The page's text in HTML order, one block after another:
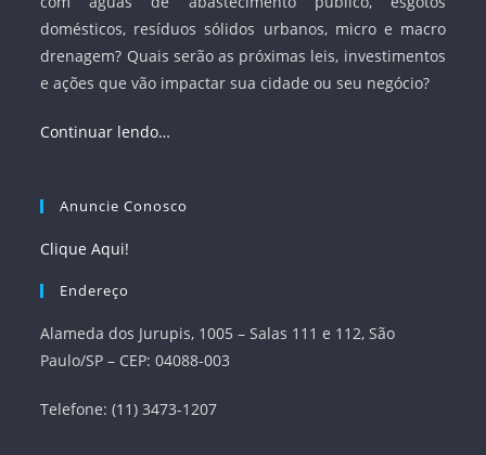
domésticos, resíduos sólidos urbanos, micro e macro
drenagem? Quais serão as próximas leis, investimentos
e ações que vão impactar sua cidade ou seu negócio?
Continuar lendo…
Anuncie Conosco
Clique Aqui!
Endereço
Alameda dos Jurupis, 1005 – Salas 111 e 112, São
Paulo/SP – CEP: 04088-003
Telefone: (11) 3473-1207